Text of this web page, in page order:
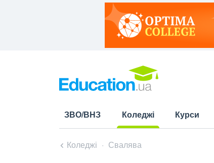
ЗВО/ВНЗ
Коледжі
Курси
Коледжі Свалява